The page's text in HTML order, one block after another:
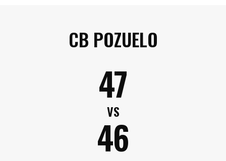
CB POZUELO
47
VS
46